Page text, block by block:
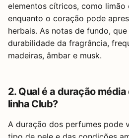
elementos cítricos, como limão
enquanto o coração pode
herbais. As notas de fundo,
durabilidade da fragrância,
madeiras, âmbar e musk.
2. Qual é a duração
linha Club?
A duração dos perfumes pode